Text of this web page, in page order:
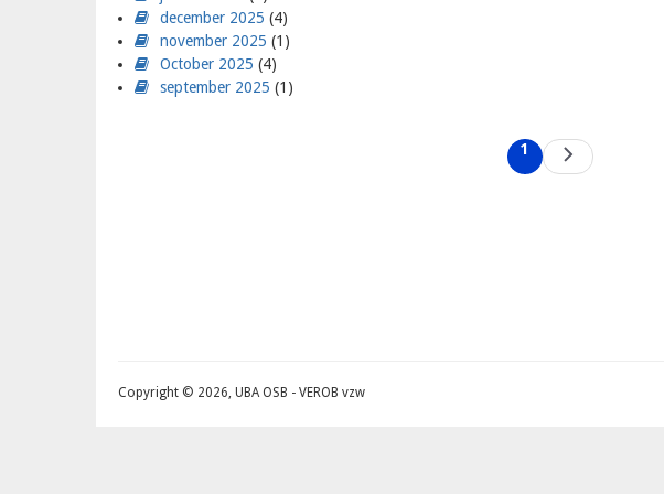
december 2025 (4)
november 2025 (1)
October 2025 (4)
september 2025 (1)
Huidige
pagina
1
Volgende
pagina
Copyright © 2026, UBA OSB - VEROB vzw